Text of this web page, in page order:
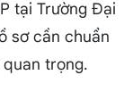
tại Trường Đại
sơ cần chuẩn
trọng.